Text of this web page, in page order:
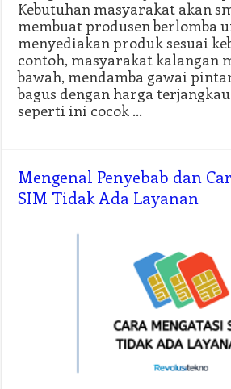
Kebutuhan masyarakat akan
membuat produsen berlomba
menyediakan produk sesuai
contoh, masyarakat kalangan
bawah, mendamba gawai
bagus dengan harga
seperti ini cocok …
Mengenal Penyebab dan
SIM Tidak Ada Layanan